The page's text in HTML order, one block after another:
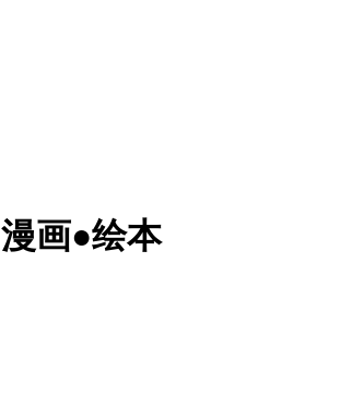
漫画●绘本